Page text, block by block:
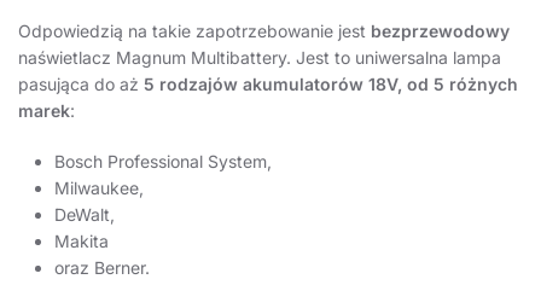
Odpowiedzią na takie zapotrzebowanie jest bezprzewodowy
naświetlacz Magnum Multibattery. Jest to uniwersalna lampa
pasująca do aż 5 rodzajów akumulatorów 18V, od 5 różnych
marek:
Bosch Professional System,
Milwaukee,
DeWalt,
Makita
oraz Berner.